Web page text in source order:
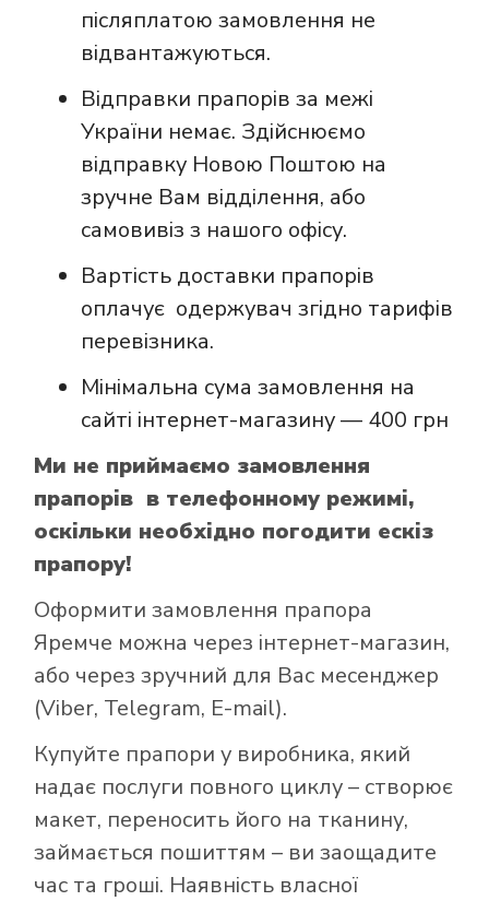
післяплатою замовлення не
відвантажуються.
Відправки прапорів за межі
України немає. Здійснюємо
відправку Новою Поштою на
зручне Вам відділення, або
самовивіз з нашого офісу.
Вартість доставки прапорів
оплачує одержувач згідно тарифів
перевізника.
Мінімальна сума замовлення на
сайті інтернет-магазину — 400 грн
Ми не приймаємо замовлення
прапорів в телефонному режимі,
оскільки необхідно погодити ескіз
прапору!
Оформити замовлення прапора
Яремче можна через інтернет-магазин,
або через зручний для Вас месенджер
(Viber, Telegram, E-mail).
Купуйте прапори у виробника, який
надає послуги повного циклу – створює
макет, переносить його на тканину,
займається пошиттям – ви заощадите
час та гроші. Наявність власної